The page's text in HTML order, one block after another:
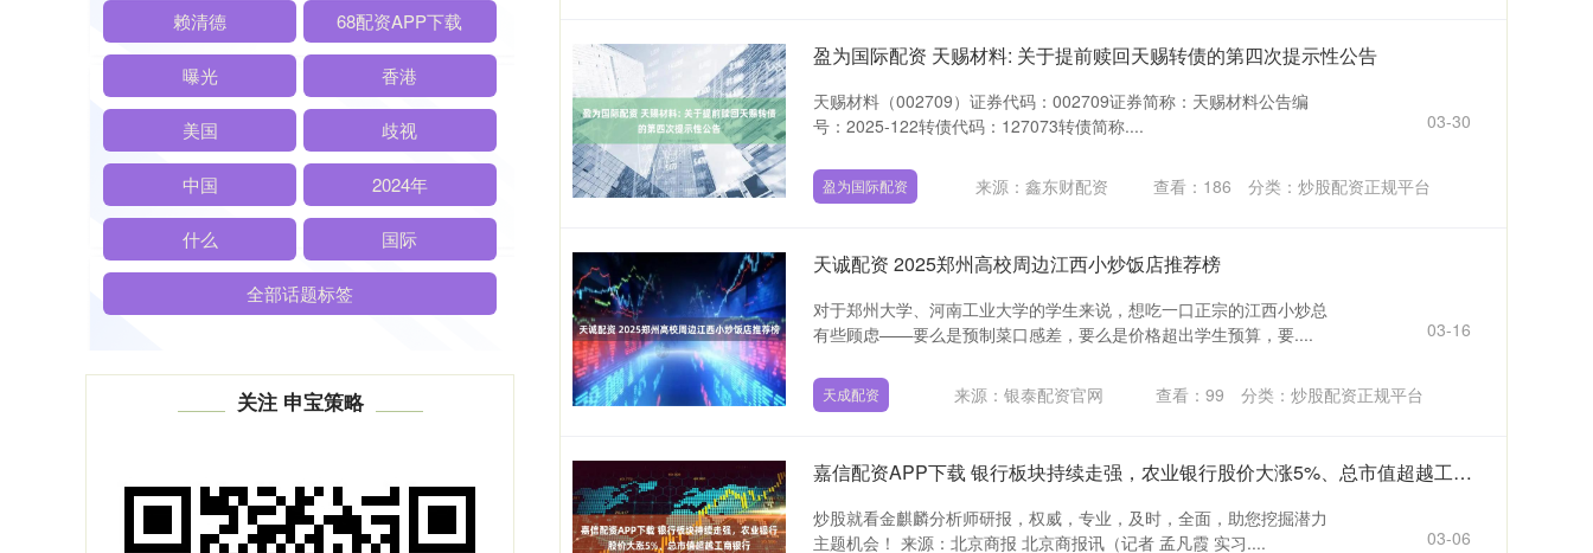
盈为国际配资 天赐材料: 关于提前赎回天赐转债的第四次提示性公告
天赐材料（002709）证券代码：002709证券简称：天赐材料公告编
号：2025-122转债代码：127073转债简称....
03-30
盈为国际配资 来源：鑫东财配资 查看： 186 分类：炒股配资正规平台
天诚配资 2025郑州高校周边江西小炒饭店推荐榜
对于郑州大学、河南工业大学的学生来说，想吃一口正宗的江西小炒总
有些顾虑——要么是预制菜口感差，要么是价格超出学生预算，要....
03-16
天成配资 来源：银泰配资官网 查看：99 分类：炒股配资正规平台
嘉信配资APP下载 银行板块持续走强，农业银行股价大涨5%、总市值超越工商银行
炒股就看金麒麟分析师研报，权威，专业，及时，全面，助您挖掘潜力
主题机会！ 来源：北京商报 北京商报讯（记者 孟凡霞 实习....
03-06
赖清德 68配资APP下载
曝光 香港
美国 歧视
中国 2024年
什么 国际
全部话题标签
关注 申宝策略